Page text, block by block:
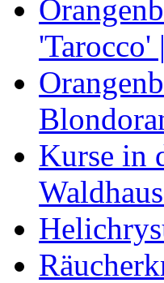
'Tarocco'
Kurse in